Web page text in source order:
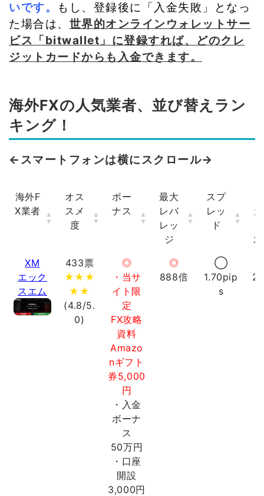
いです。
もし、登録後に「入金失敗」となっ
た場合は、 世界的オンラインウォレットサー
ビス「bitwallet」に登録すれば、どのクレ
ジットカードからも入金できます。
海外FXの人気業者、並び替えラン
キング！
←スマートフォンは横にスクロール→
海外F
X業者
オス
スメ
度
ボー
ナス
最大
レバ
レッ
ジ
スプ
レッ
ド
海外F
X業者
オス
スメ
度
ボー
ナス
最大
レバ
スプ
レッ
ド
XM
エック
スエム
433票
★★★
★★
(4.8/5.
0)
◎
・当サ
イト限
定
FX攻略
資料
Amazo
nギフト
券5,000
円
・入金
ボーナ
ス
50万円
・口座
開設
3,000円
◎
888倍
◯
1.70pip
s